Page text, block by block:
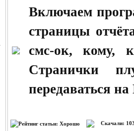
Включаем
страницы
смс-ок, кому,
Странички
передаваться
Скачали: